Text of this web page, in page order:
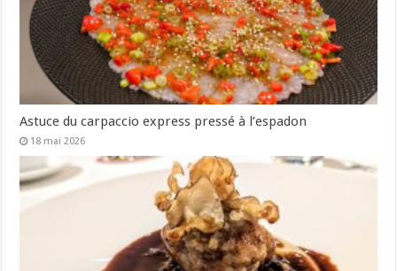
Astuce du carpaccio express pressé à l’espadon
18 mai 2026